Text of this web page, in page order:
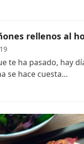
rellenos al
te ha pasado, hay
se hace cuesta…